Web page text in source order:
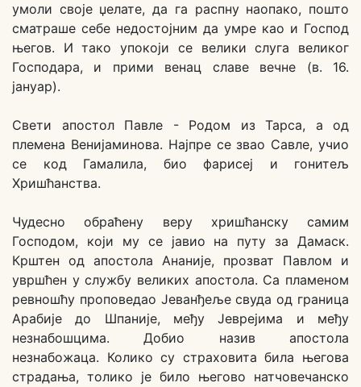
умоли своје џелате, да га распну наопако, пошто
сматраше себе недостојним да умре као и Господ
његов. И тако упокоји се велики слуга великог
Господара, и прими венац славе вечне (в. 16.
јануар).
Свети апостол Павле - Родом из Тарса, а од
племена Венијаминова. Најпре се звао Савле, учио
се код Гамалила, био фарисеј и гонитељ
Хришћанства.
Чудесно обраћену веру хришћанску самим
Господом, који му се јавио на путу за Дамаск.
Крштен од апостола Ананије, прозват Павлом и
увршћен у службу великих апостола. Са пламеном
ревношћу проповедао Јеванђеље свуда од граница
Арабије до Шпаније, међу Јеврејима и међу
незнабошцима. Добио назив апостола
незнабожаца. Колико су страховита била његова
страдања, толико је било његово натчовечанско